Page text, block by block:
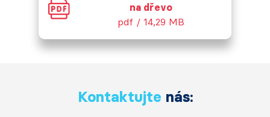
na dřevo
pdf / 14,29 MB
Kontaktujte nás: